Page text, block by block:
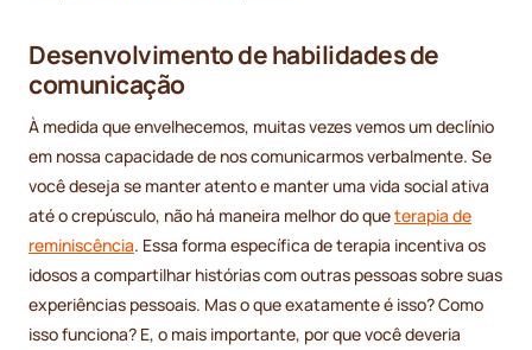
Desenvolvimento de habilidades de
comunicação
À medida que envelhecemos, muitas vezes vemos um declínio
em nossa capacidade de nos comunicarmos verbalmente. Se
você deseja se manter atento e manter uma vida social ativa
até o crepúsculo, não há maneira melhor do queterapia de
reminiscência. Essa forma específica de terapia incentiva os
idosos a compartilhar histórias com outras pessoas sobre suas
experiências pessoais. Mas o que exatamente é isso? Como
isso funciona? E, o mais importante, por que você deveria